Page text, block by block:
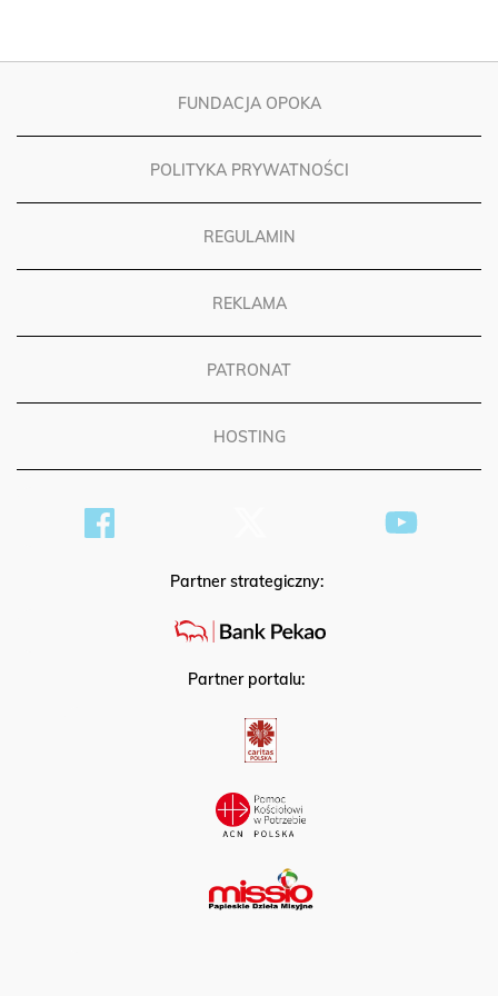
FUNDACJA OPOKA
POLITYKA PRYWATNOŚCI
REGULAMIN
REKLAMA
PATRONAT
HOSTING
Partner strategiczny:
Partner portalu: